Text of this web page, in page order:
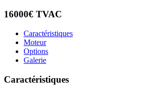
16000€ TVAC
Caractéristiques
Moteur
Options
Galerie
Caractéristiques